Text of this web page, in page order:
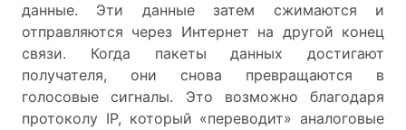
данные. Эти данные затем сжимаются и
отправляются через Интернет на другой конец
связи. Когда пакеты данных достигают
получателя, они снова превращаются в
голосовые сигналы. Это возможно благодаря
протоколу IP, который «переводит» аналоговые